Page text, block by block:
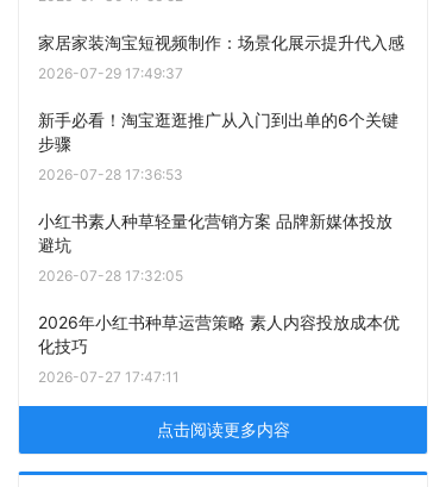
家居家装淘宝短视频制作：场景化展示提升代入感
2026-07-29 17:49:37
新手必看！淘宝逛逛推广从入门到出单的6个关键
步骤
2026-07-28 17:36:53
小红书素人种草轻量化营销方案 品牌新媒体投放
避坑
2026-07-28 17:32:05
2026年小红书种草运营策略 素人内容投放成本优
化技巧
2026-07-27 17:47:11
点击阅读更多内容